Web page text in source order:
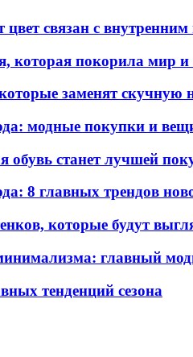
связан с
которая покорила мир
заменят скучную
модные покупки и
станет лучшей
8 главных трендов
которые будут
главный
тенденций сезона